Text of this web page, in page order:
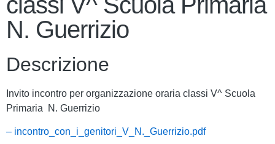
N. Guerrizio
Descrizione
Invito incontro per organizzazione oraria classi V^ Scuola
Primaria N. Guerrizio
– incontro_con_i_genitori_V_N._Guerrizio.pdf